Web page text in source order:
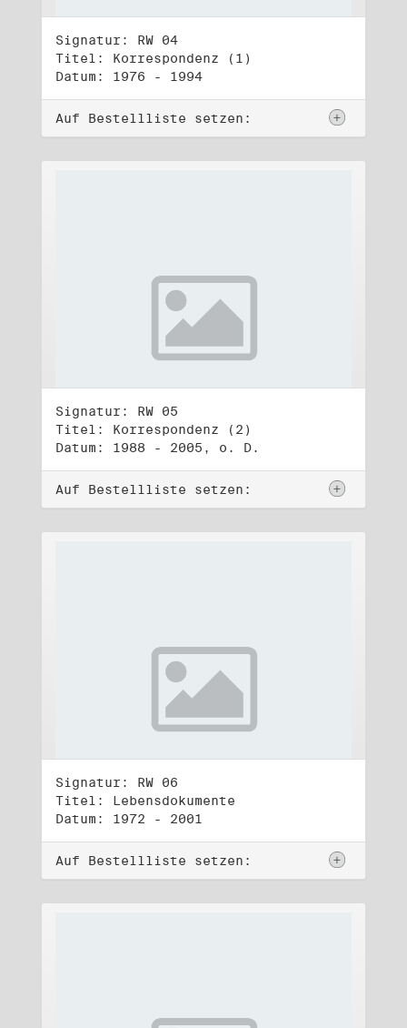
Signatur: RW 04
Titel: Korrespondenz (1)
Datum: 1976 - 1994
Auf Bestellliste setzen:
Signatur: RW 05
Titel: Korrespondenz (2)
Datum: 1988 - 2005, o. D.
Auf Bestellliste setzen:
Signatur: RW 06
Titel: Lebensdokumente
Datum: 1972 - 2001
Auf Bestellliste setzen: